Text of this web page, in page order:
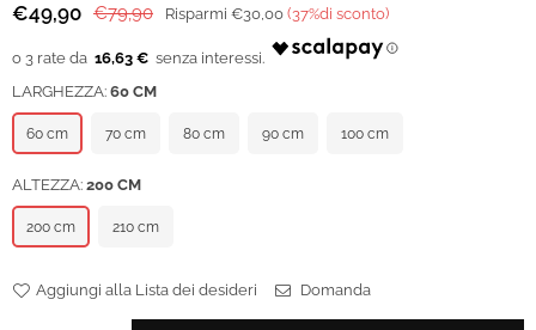
Prezzo
€49,90 €79,90 Risparmi €30,00 (37%di sconto)
16,63 €
LARGHEZZA: 60 CM
60 cm 70 cm 80 cm 90 cm 100 cm
ALTEZZA: 200 CM
200 cm 210 cm
Aggiungi alla Lista dei desideri Domanda